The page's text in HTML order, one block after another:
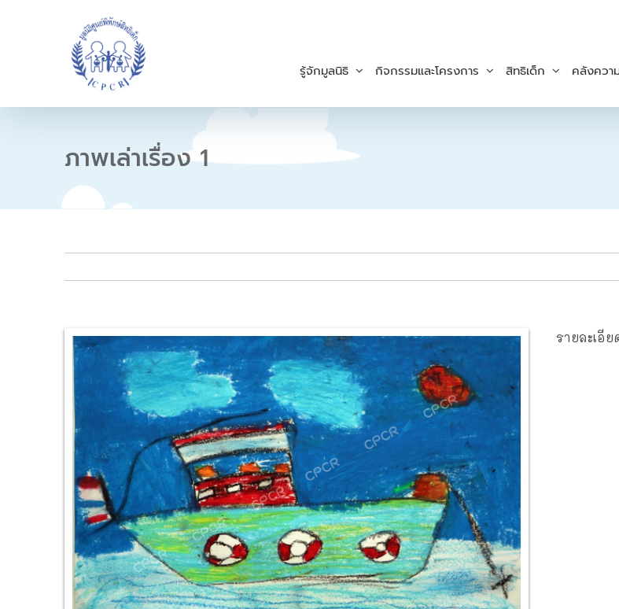
c
t
รู้จักมูลนิธิ กิจกรรมและโครงการ สิทธิเด็ก คลังควา
ภาพเล่าเรื่อง 1
V
i
e
w
L
a
r
e
m
a
g
e
รายละเอีย